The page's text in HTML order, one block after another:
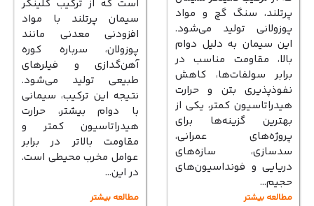
پرتلند، سنگ گچ و مواد
پوزولانی تولید می‌شود.
این سیمان به دلیل دوام
بالا، مقاومت مناسب در
برابر سولفات‌ها، کاهش
نفوذپذیری بتن و حرارت
هیدراتاسیون کمتر، یکی از
بهترین گزینه‌ها برای
پروژه‌های عمرانی،
سدسازی، سازه‌های
دریایی و فونداسیون‌های
حجیم…
مطالعه بیشتر
است که از ترکیب کلینکر
سیمان پرتلند با مواد
افزودنی معدنی مانند
پوزولان، سرباره کوره
آهن‌گدازی و فیلرهای
طبیعی تولید می‌شود.
نتیجه این ترکیب، سیمانی
با دوام بیشتر، حرارت
هیدراتاسیون کمتر و
مقاومت بالاتر در برابر
عوامل مخرب محیطی است.
در این…
مطالعه بیشتر